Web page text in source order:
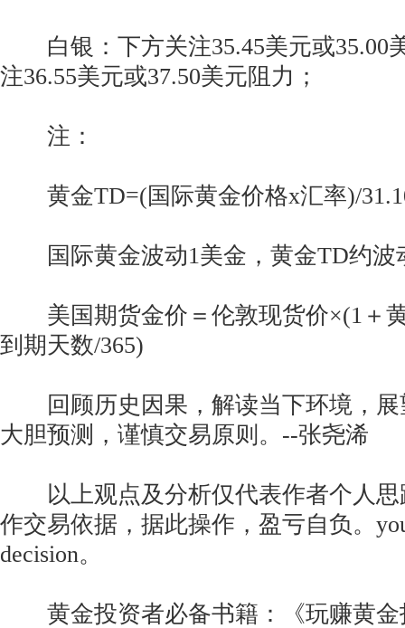
白银：下方关注35.45美元或35.00
注36.55美元或37.50美元阻力；
注：
黄金TD=(国际黄金价格x汇率)/
国际黄金波动1美金，黄金TD约波
美国期货金价＝伦敦现货价×(1＋
到期天数/365)
回顾历史因果，解读当下环境，展
大胆预测，谨慎交易原则。--张尧浠
以上观点及分析仅代表作者个人思
作交易依据，据此操作，盈亏自负。
decision。
黄金投资者必备书籍：《玩赚黄金